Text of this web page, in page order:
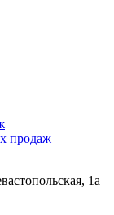
продаж
1а